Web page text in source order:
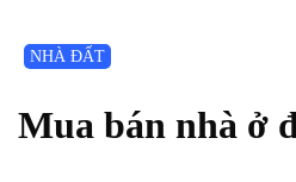
NHÀ ĐẤT
Mua bán nhà ở